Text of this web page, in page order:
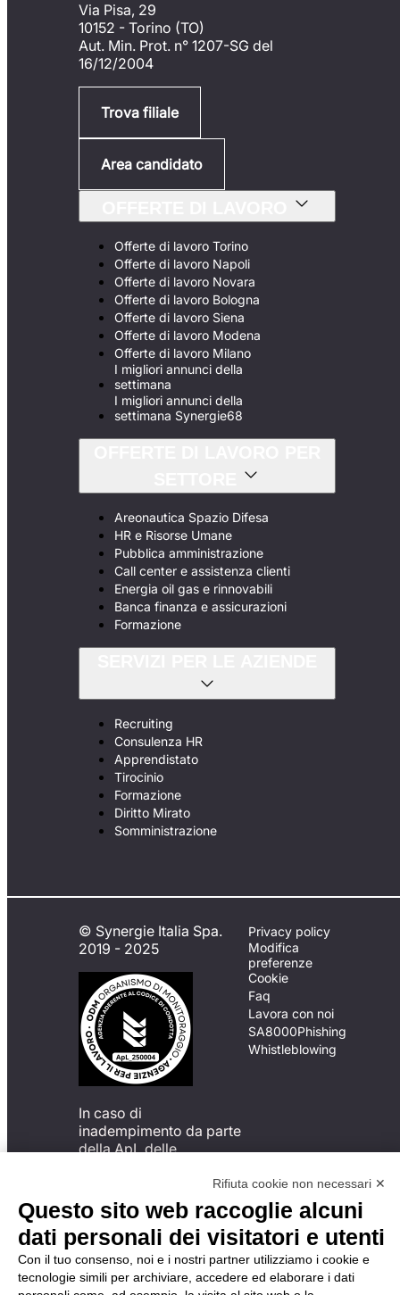
Via Pisa, 29
10152 - Torino (TO)
Aut. Min. Prot. n° 1207-SG del
16/12/2004
Trova filiale
Area candidato
Offerte di lavoro Torino
Offerte di lavoro Napoli
Offerte di lavoro Novara
Offerte di lavoro Bologna
Offerte di lavoro Siena
Offerte di lavoro Modena
Offerte di lavoro Milano
I migliori annunci della
settimana
I migliori annunci della
settimana Synergie68
Areonautica Spazio Difesa
HR e Risorse Umane
Pubblica amministrazione
Call center e assistenza clienti
Energia oil gas e rinnovabili
Banca finanza e assicurazioni
Formazione
Recruiting
Consulenza HR
Apprendistato
Tirocinio
Formazione
Diritto Mirato
Somministrazione
© Synergie Italia Spa.
2019 - 2025
In caso di
inadempimento da parte
della ApL delle
del Codice di Condotta, è
possibile presentare un
reclamo
all’Organismo di
Monitoraggio utilizzando
una delle modalità
descritte al seguente
Privacy policy
Modifica
preferenze
Cookie
Faq
Lavora con noi
SA8000Phishing
Whistleblowing
Rifiuta cookie non necessari ✕
Questo sito web raccoglie alcuni
dati personali dei visitatori e utenti
Con il tuo consenso, noi e i nostri partner utilizziamo i cookie e
tecnologie simili per archiviare, accedere ed elaborare i dati